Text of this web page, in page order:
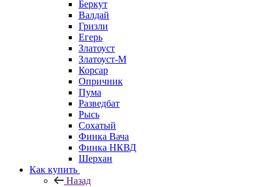
Беркут
Валдай
Гризли
Егерь
Златоуст
Златоуст-М
Корсар
Опричник
Пума
Разведбат
Рысь
Сохатый
Финка Вача
Финка НКВД
Шерхан
Как купить
Назад